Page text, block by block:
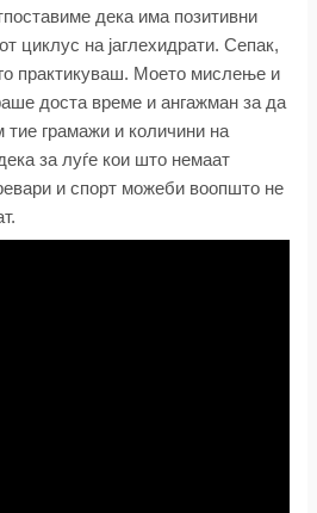
дека има позитивни
циклус на јаглехидрати. Сепак,
практикуваш. Моето мислење и
доста време и ангажман за да
тие грамажи и количини на
за луѓе кои што немаат
и спорт можеби воопшто не